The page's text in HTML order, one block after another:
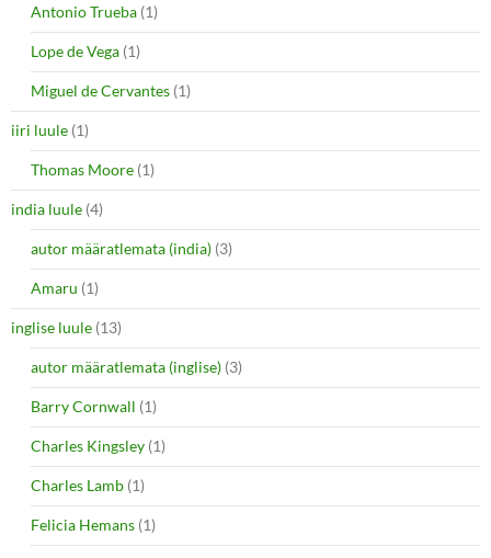
Antonio Trueba (1)
Lope de Vega (1)
Miguel de Cervantes (1)
iiri luule (1)
Thomas Moore (1)
india luule (4)
autor määratlemata (india) (3)
Amaru (1)
inglise luule (13)
autor määratlemata (inglise) (3)
Barry Cornwall (1)
Charles Kingsley (1)
Charles Lamb (1)
Felicia Hemans (1)